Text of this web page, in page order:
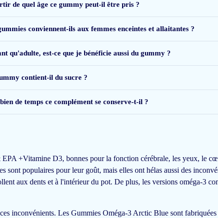
je kind geeft. Er zit geen vissmaak aan, maar het is wel een aparte
de quel âge ce gummy peut-il être pris ?
conviennent-ils aux femmes enceintes et allaitantes ?
qu'adulte, est-ce que je bénéficie aussi du gummy ?
contient-il du sucre ?
de temps ce complément se conserve-t-il ?
+Vitamine D3, bonnes pour la fonction cérébrale, les yeux, le
sont populaires pour leur goût, mais elles ont hélas aussi des
aux dents et à l'intérieur du pot. De plus, les versions oméga-3
inconvénients. Les Gummies Oméga-3 Arctic Blue sont